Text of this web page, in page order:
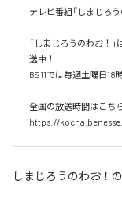
テレビ番組「しまじろ
「しまじろうのわお！
送中！
BS11では毎週土曜日18
全国の放送時間はこち
https://
しまじろうのわお！